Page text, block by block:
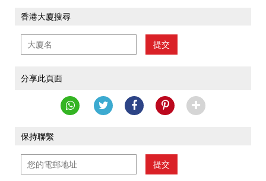
香港大廈搜尋
提交
分享此頁面
保持聯繫
提交